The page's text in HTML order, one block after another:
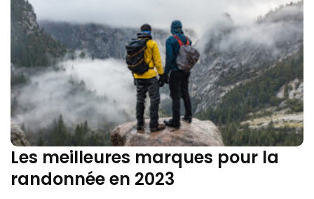
Les meilleures marques pour la
randonnée en 2023